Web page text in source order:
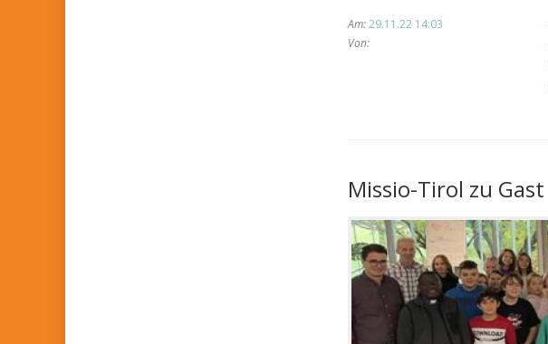
Am:29.11.22 14:03
Von:
Missio-Tirol zu Gast